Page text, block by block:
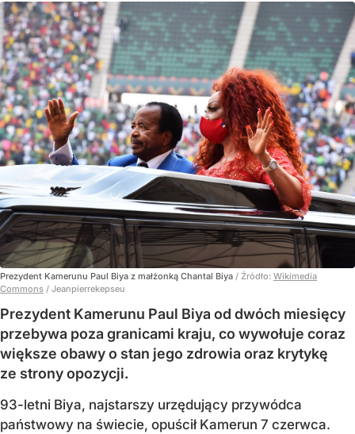
Prezydent Kamerunu Paul Biya z małżonką Chantal Biya / Źródło: Wikimedia
Commons / Jeanpierrekepseu
Prezydent Kamerunu Paul Biya od dwóch miesięcy
przebywa poza granicami kraju, co wywołuje coraz
większe obawy o stan jego zdrowia oraz krytykę
ze strony opozycji.
93-letni Biya, najstarszy urzędujący przywódca
państwowy na świecie, opuścił Kamerun 7 czerwca.